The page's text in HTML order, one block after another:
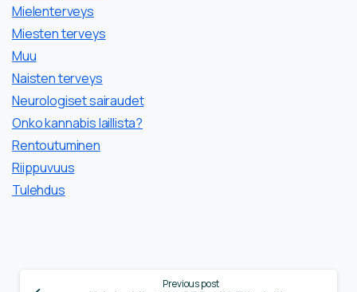
Mielenterveys
Miesten terveys
Muu
Naisten terveys
Neurologiset sairaudet
Onko kannabis laillista?
Rentoutuminen
Riippuvuus
Tulehdus
Previous post